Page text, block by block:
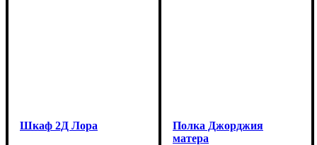
Шкаф 2Д Лора
Полка Джорджия
матера